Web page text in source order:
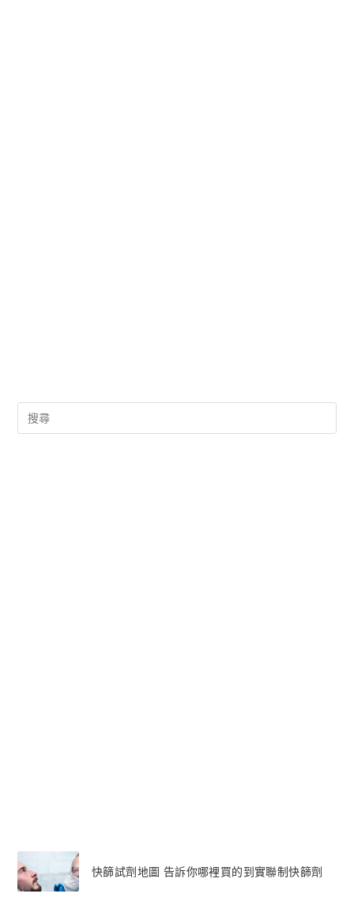
快篩試劑地圖 告訴你哪裡買的到實聯制快篩劑